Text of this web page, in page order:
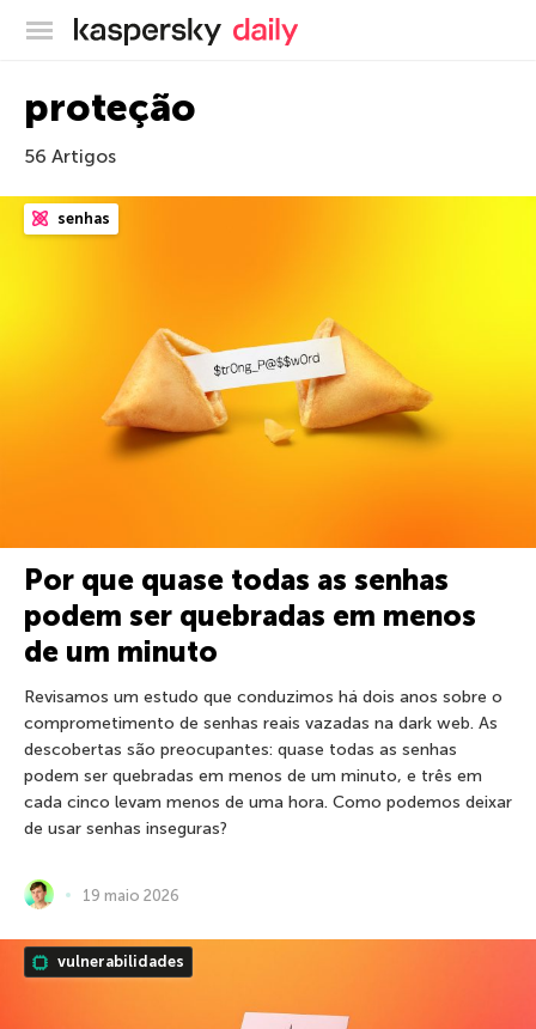
Blog oficial da Kaspersky
proteção
56 Artigos
senhas
Por que quase todas as senhas
podem ser quebradas em menos
de um minuto
Revisamos um estudo que conduzimos há dois anos sobre o
comprometimento de senhas reais vazadas na dark web. As
descobertas são preocupantes: quase todas as senhas
podem ser quebradas em menos de um minuto, e três em
cada cinco levam menos de uma hora. Como podemos deixar
de usar senhas inseguras?
19 maio 2026
vulnerabilidades